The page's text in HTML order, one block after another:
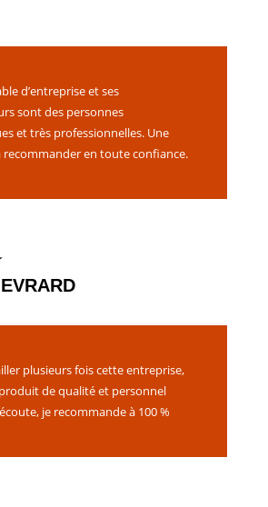
d’entreprise et ses
sont des personnes
et très professionnelles. Une
recommander en toute confiance.
plusieurs fois cette entreprise,
de qualité et personnel
je recommande à 100 %